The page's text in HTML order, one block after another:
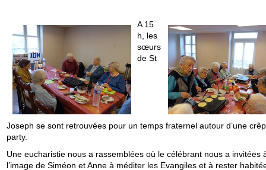
A 15
h, les
sœurs
de St
Joseph se sont retrouvées pour un temps fraternel autour d’une
party.
Une eucharistie nous a rassemblées où le célébrant nous a invitées
l’image de Siméon et Anne à méditer les Evangiles et à rester